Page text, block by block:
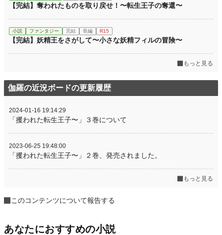
【完結】奪われたものを取り戻せ！〜転生王子の奪還〜
小説 ファンタジー 完結 長編 R15
【完結】妖精王をさがして〜小さな妖精フィルの冒険〜
もっと見る
伽羅の近況ボードの更新履歴
2024-01-16 19:14:29
「攫われた転生王子〜」３巻について
2023-06-25 19:48:00
「攫われた転生王子〜」２巻、発売されました。
もっと見る
このコンテンツについて報告する
あなたにおすすめの小説